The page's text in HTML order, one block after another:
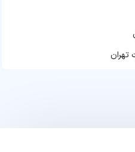
تهران